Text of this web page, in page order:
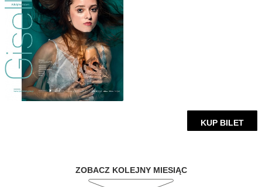
KUP BILET
ZOBACZ KOLEJNY MIESIĄC